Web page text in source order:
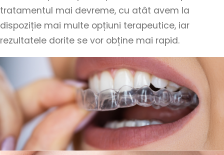
tratamentul mai devreme, cu atât avem la
dispoziție mai multe opțiuni terapeutice, iar
rezultatele dorite se vor obține mai rapid.